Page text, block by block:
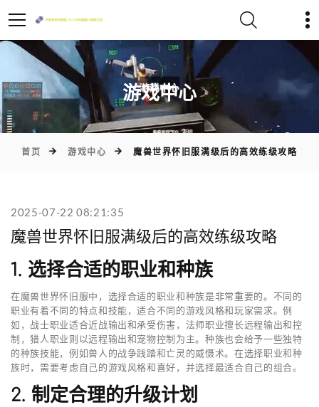
)
游戏中心
首页 游戏中心 魔兽世界怀旧服满级后的高效练级攻略
2025-07-22 08:21:35
魔兽世界怀旧服满级后的高效练级攻略
1. 选择合适的职业和种族
在魔兽世界怀旧服中，选择合适的职业和种族是非常重要的。不同的
职业有着不同的特点和技能，适合不同的游戏风格和玩家需求。例
如，战士职业适合近战输出和承受伤害，法师职业擅长远程输出和控
制，猎人职业则以远程输出和宠物控制为主。种族也会给予一些独特
的种族技能，例如兽人的战争践踏和亡灵的威慑术。在选择职业和种
族时，需要考虑自己的游戏风格和喜好，并选择最适合自己的组合。
2. 制定合理的升级计划